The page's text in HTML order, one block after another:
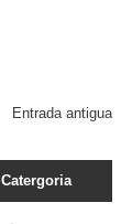
Entrada antigua
Catergoria